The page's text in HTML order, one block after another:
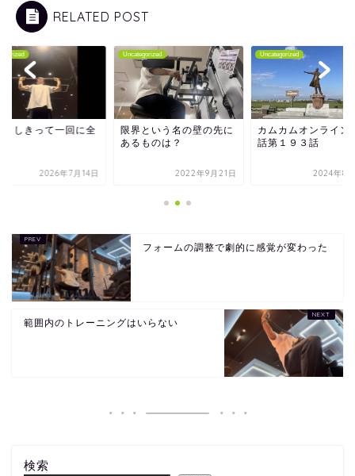
RELATED POST
ししきって一回に全
2026年7月14日
Uncategorized
限界という名の壁の先に
あるものは？
2022年9月21日
Uncategorized
カムカムオンライン
話第１９３話
2024年8
フォームの調整で劇的に感覚が変わった
範囲内のトレーニングはいらない
検索